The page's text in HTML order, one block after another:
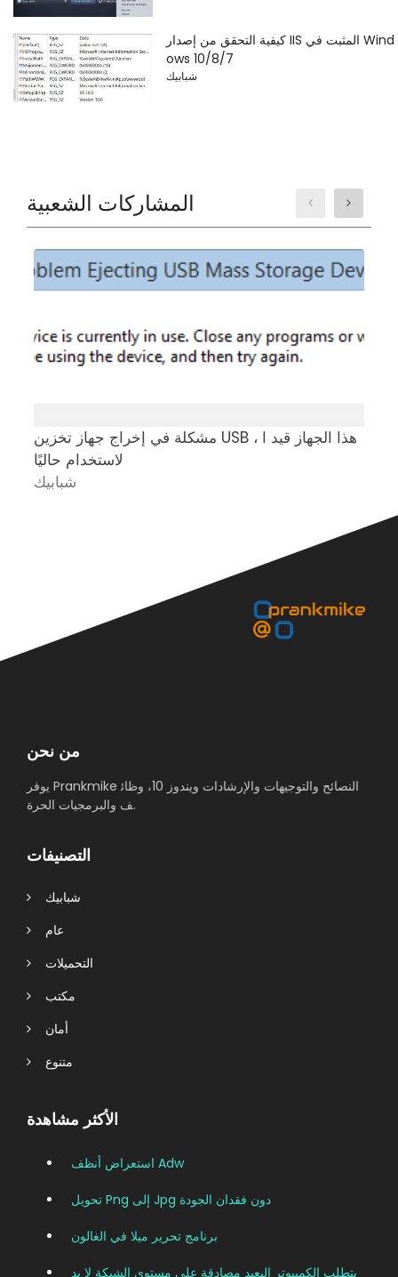
كيفية التحقق من إصدار IIS المثبت في Wind
ows 10/8/7
شبابيك
المشاركات الشعبية
مشكلة في إخراج جهاز تخزين USB ، هذا الجهاز قيد ا
لاستخدام حاليًا
شبابيك
من نحن
يوفر Prankmike النصائح والتوجيهات والإرشادات ويندوز 10، وظائ
ف والبرمجيات الحرة.
التصنيفات
شبابيك
عام
التحميلات
مكتب
أمان
متنوع
الأكثر مشاهدة
استعراض أنظف Adw
تحويل Png إلى Jpg دون فقدان الجودة
برنامج تحرير ميلا في الغالون
يتطلب الكمبيوتر البعيد مصادقة على مستوى الشبكة لا يد